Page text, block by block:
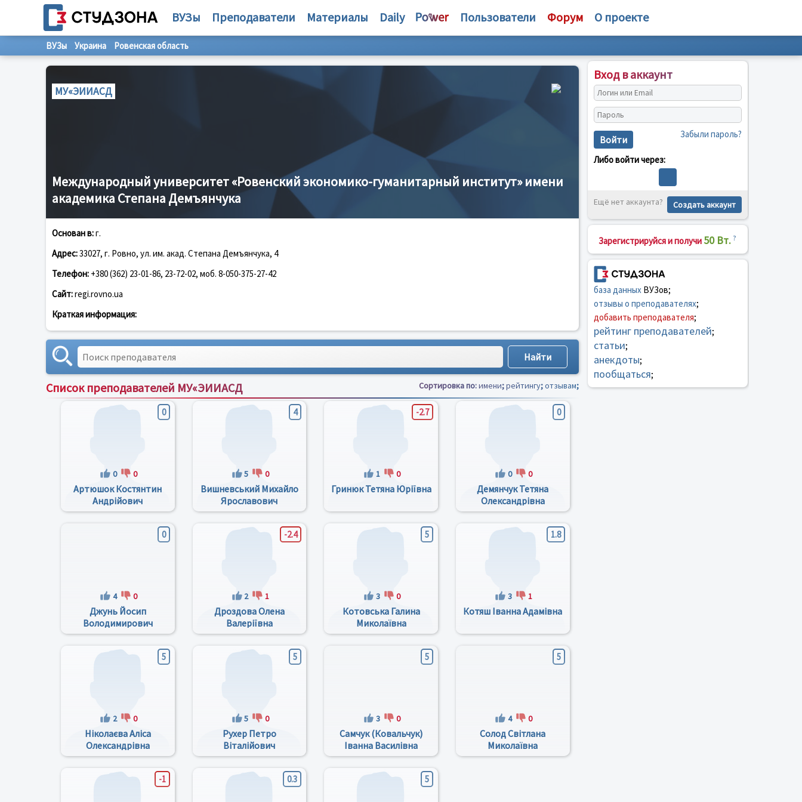
ВУЗы Преподаватели Материалы Daily Пользователи Форум О проекте
ВУЗы Украина Ровенская область
МУ«ЭИИАСД
Международный университет «Ровенский экономико-гуманитарный институт» имени
академика Степана Демъянчука
Основан в:г.
Адрес:33027, г. Ровно, ул. им. акад. Степана Демъянчука, 4
Телефон: +380 (362) 23-01-86, 23-72-02, моб. 8-050-375-27-42
Сайт:regi.rovno.ua
Краткая информация:
Список преподавателей МУ«ЭИИАСД Сортировка по:имени;рейтингу;отзывам;
0
0 0
Артюшок Костянтин
Андрійович
4
5 0
Вишневський Михайло
Ярославович
-2.7
1 0
Гринюк Тетяна Юріївна
0
0 0
Демянчук Тетяна
Олександрівна
0
4 0
Джунь Йосип
Володимирович
-2.4
2 1
Дроздова Олена
Валеріївна
5
3 0
Котовська Галина
Миколаївна
1.8
3 1
Котяш Іванна Адамівна
5
2 0
Ніколаєва Аліса
Олександрівна
5
5 0
Рухер Петро
Віталійович
5
3 0
Самчук (Ковальчук)
Іванна Василівна
5
4 0
Солод Світлана
Миколаївна
-1 0.3 5
Вход в аккаунт
Войти Забыли пароль?
Либо войти через:
Ещё нет аккаунта? Создать аккаунт
Зарегистрируйся и получи 50 Вт. ?
база данныхВУЗов;
отзывы о преподавателях;
добавить преподавателя;
рейтинг преподавателей;
статьи;
анекдоты;
пообщаться;